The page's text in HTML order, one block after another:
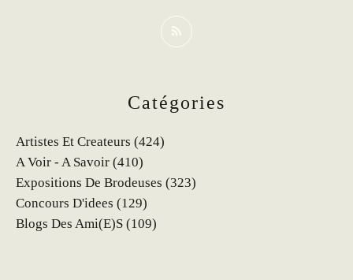
Catégories
Artistes Et Createurs (424)
A Voir - A Savoir (410)
Expositions De Brodeuses (323)
Concours D'idees (129)
Blogs Des Ami(e)s (109)